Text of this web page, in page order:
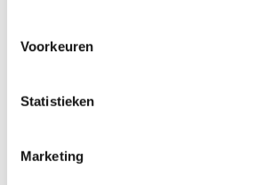
Voorkeuren
Statistieken
Marketing